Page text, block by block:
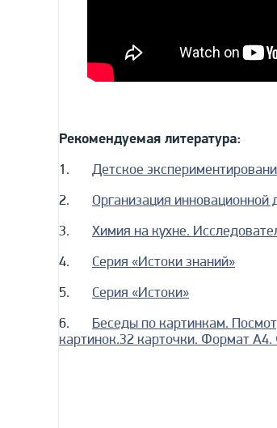
Рекомендуемая литература:
1. Детское
2. Организация
3. Химия на кухне.
4. Серия «Истоки знаний»
5. Серия «Истоки»
6. Беседы по картинкам.
картинок.32 карточки. Формат